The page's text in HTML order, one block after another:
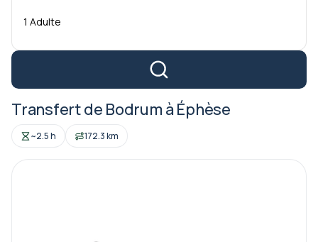
1 Adulte
Transfert de Bodrum à Éphèse
~2.5 h 172.3 km